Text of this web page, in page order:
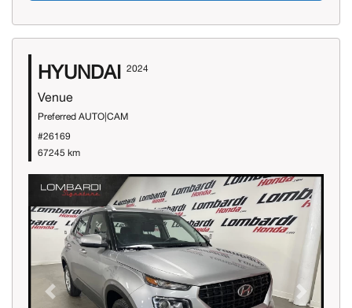
HYUNDAI 2024
Venue
Preferred AUTO|CAM
#26169
67245 km
Previous Next